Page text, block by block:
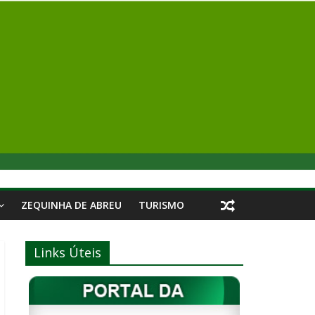
ZEQUINHA DE ABREU TURISMO
Links Úteis